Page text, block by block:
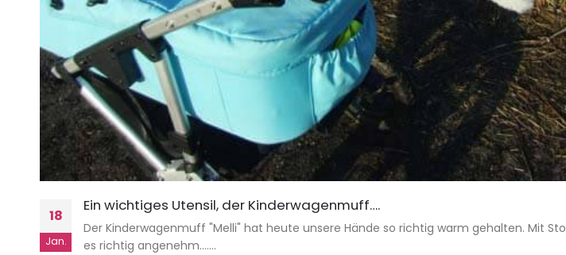
18
Jan.
Ein wichtiges Utensil, der Kinderwagenmuff….
Der Kinderwagenmuff "Melli" hat heute unsere Hände so richtig warm gehalten. Mit
es richtig angenehm.......